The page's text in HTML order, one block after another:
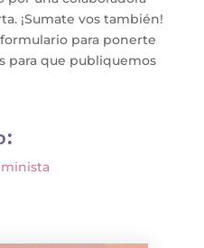
¡Sumate vos también!
para ponerte
para que publiquemos